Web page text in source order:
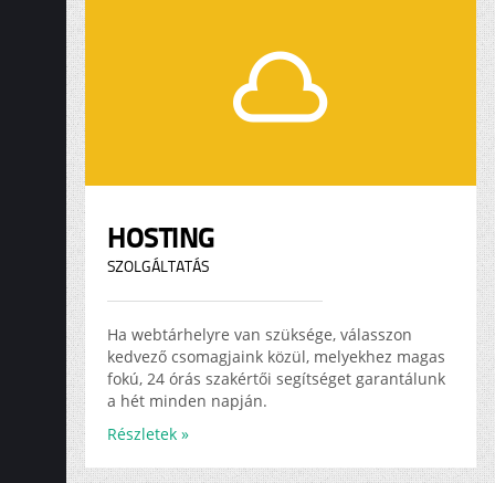
HOSTING
SZOLGÁLTATÁS
Ha webtárhelyre van szüksége, válasszon
kedvező csomagjaink közül, melyekhez magas
fokú, 24 órás szakértői segítséget garantálunk
a hét minden napján.
Részletek »